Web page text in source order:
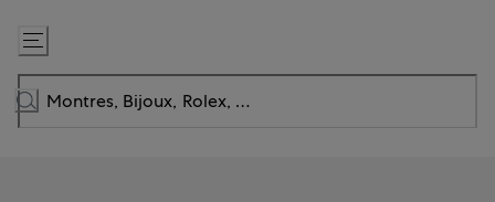
Passer
au
contenu